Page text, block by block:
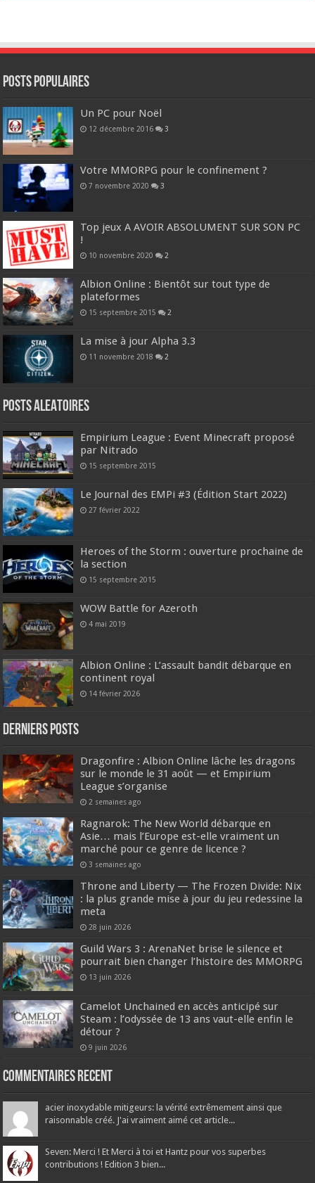
POSTS POPULAIRES
Un PC pour Noël
12 décembre 2016 3
Votre MMORPG pour le confinement ?
7 novembre 2020 3
Top jeux A AVOIR ABSOLUMENT SUR SON PC
!
10 novembre 2020 2
Albion Online : Bientôt sur tout type de
plateformes
15 septembre 2015 2
La mise à jour Alpha 3.3
11 novembre 2018 2
Posts ALEATOIRES
Empirium League : Event Minecraft proposé
par Nitrado
15 septembre 2015
Le Journal des EMPi #3 (Édition Start 2022)
27 février 2022
Heroes of the Storm : ouverture prochaine de
la section
15 septembre 2015
WOW Battle for Azeroth
4 mai 2019
Albion Online : L’assault bandit débarque en
continent royal
14 février 2026
DERNIERS Posts
Dragonfire : Albion Online lâche les dragons
sur le monde le 31 août — et Empirium
League s’organise
2 semaines ago
Ragnarok: The New World débarque en
Asie… mais l’Europe est-elle vraiment un
marché pour ce genre de licence ?
3 semaines ago
Throne and Liberty — The Frozen Divide: Nix
: la plus grande mise à jour du jeu redessine la
meta
28 juin 2026
Guild Wars 3 : ArenaNet brise le silence et
pourrait bien changer l’histoire des MMORPG
13 juin 2026
Camelot Unchained en accès anticipé sur
Steam : l’odyssée de 13 ans vaut-elle enfin le
détour ?
9 juin 2026
Commentaires recent
acier inoxydable mitigeurs: la vérité extrêmement ainsi que
raisonnable créé. J'ai vraiment aimé cet article...
Seven: Merci ! Et Merci à toi et Hantz pour vos superbes
contributions ! Edition 3 bien...